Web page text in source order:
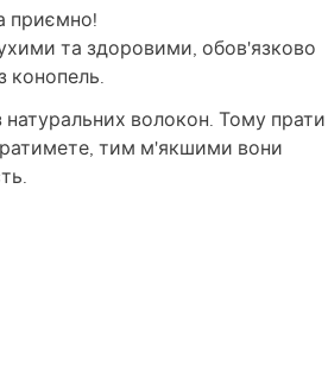
приємно!
та здоровими, обов'язково
конопель.
натуральних волокон. Тому прати
тим м'якшими вони